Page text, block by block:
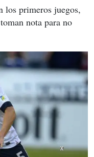
los primeros juegos,
nota para no
X